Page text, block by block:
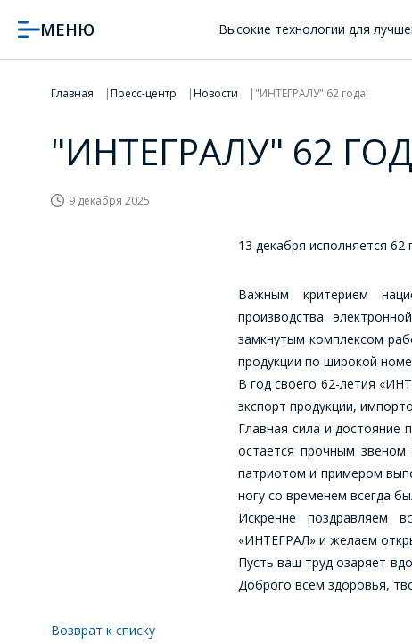
МЕНЮ Высокие технологии для
Главная Пресс-центр Новости "ИНТЕГРАЛУ" 62 года!
"ИНТЕГРАЛУ" 62
9 декабря 2025
13 декабря исполняется
Важным критерием
производства
замкнутым комплексом
продукции по широкой
В год своего 62-летия
экспорт продукции,
Главная сила и достояние
остается прочным
патриотом и примером
ногу со временем всегда
Искренне поздравляем
«ИНТЕГРАЛ» и желаем
Пусть ваш труд озаряет
Доброго всем здоровья,
Возврат к списку